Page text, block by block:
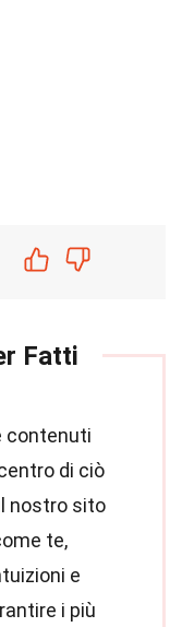
Fatti
contenuti
di ciò
nostro sito
te,
e
i più